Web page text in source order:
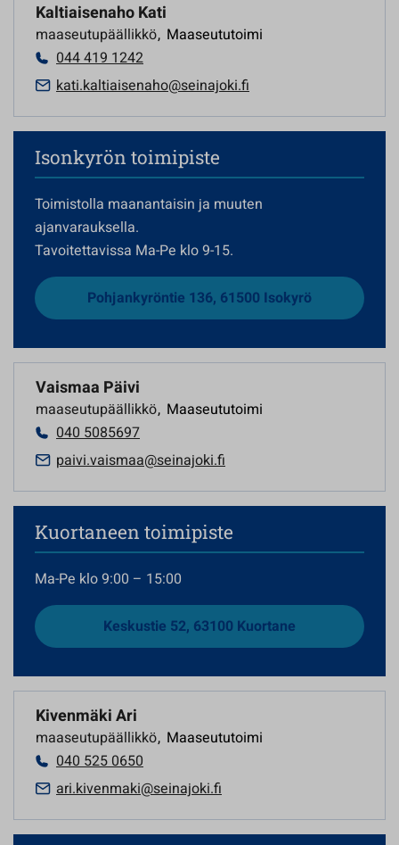
Kaltiaisenaho Kati
maaseutupäällikkö, Maaseututoimi
044 419 1242
kati.kaltiaisenaho@seinajoki.fi
Isonkyrön toimipiste
Toimistolla maanantaisin ja muuten
ajanvarauksella.
Tavoitettavissa Ma-Pe klo 9-15.
Pohjankyröntie 136, 61500 Isokyrö
Vaismaa Päivi
maaseutupäällikkö, Maaseututoimi
040 5085697
paivi.vaismaa@seinajoki.fi
Kuortaneen toimipiste
Ma-Pe klo 9:00 – 15:00
Keskustie 52, 63100 Kuortane
Kivenmäki Ari
maaseutupäällikkö, Maaseututoimi
040 525 0650
ari.kivenmaki@seinajoki.fi